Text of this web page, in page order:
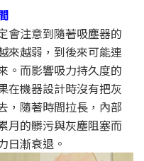
會注意到隨著吸塵器的
來越弱，到後來可能連
。而影響吸力持久度的
在機器設計時沒有把灰
，隨著時間拉長，內部
月的髒污與灰塵阻塞而
日漸衰退。